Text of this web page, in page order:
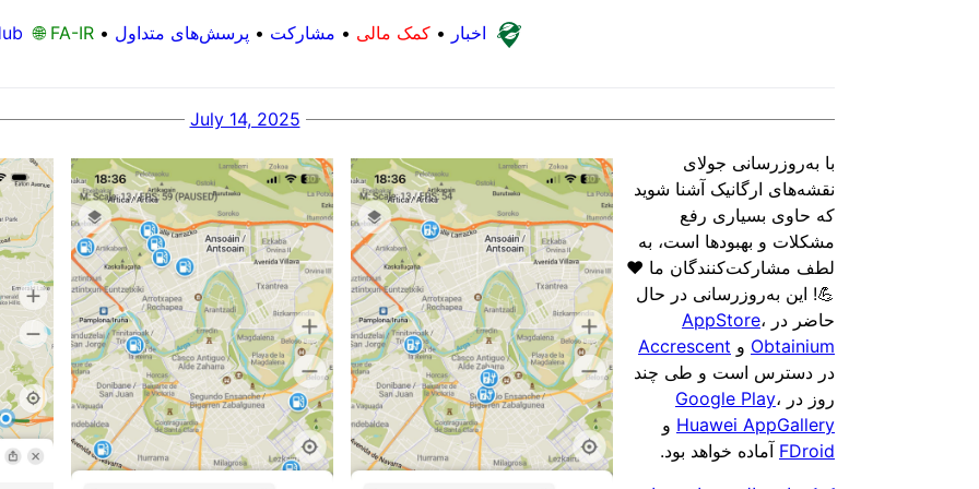
اخبار •کمک مالی • مشارکت • پرسش‌های متداول •
🌐 FA-IR
July 14, 2025
با به‌روزرسانی جولای
نقشه‌های ارگانیک آشنا شوید
که حاوی بسیاری رفع
مشکلات و بهبودها است، به
لطف مشارکت‌کنندگان ما ❤️
💪! این به‌روزرسانی در حال
حاضر در
AppStore،
Obtainium و Accrescent
در دسترس است و طی چند
روز در
Google Play،
Huawei AppGallery و
FDroid آماده خواهد بود.